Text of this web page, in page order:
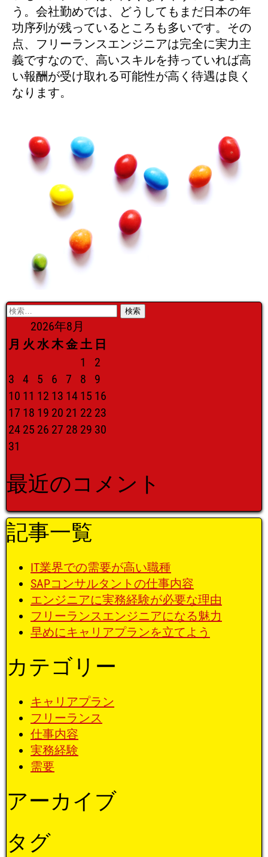
う。会社勤めでは、どうしてもまだ日本の年
功序列が残っているところも多いです。その
点、フリーランスエンジニアは完全に実力主
義ですなので、高いスキルを持っていれば高
い報酬が受け取れる可能性が高く待遇は良く
なります。
検
2026年8月
月 火 水木金土 日
1
2
3
4 5 6 7 8
9
10 11 12 13 14 15 16
17 18 19 20 21 22 23
24 25 26 27 28 29 30
31
最近のコメント
記事一覧
IT業界での需要が高い職種
SAPコンサルタントの仕事内容
エンジニアに実務経験が必要な理由
フリーランスエンジニアになる魅力
早めにキャリアプランを立てよう
カテゴリー
キャリアプラン
フリーランス
仕事内容
実務経験
需要
アーカイブ
タグ